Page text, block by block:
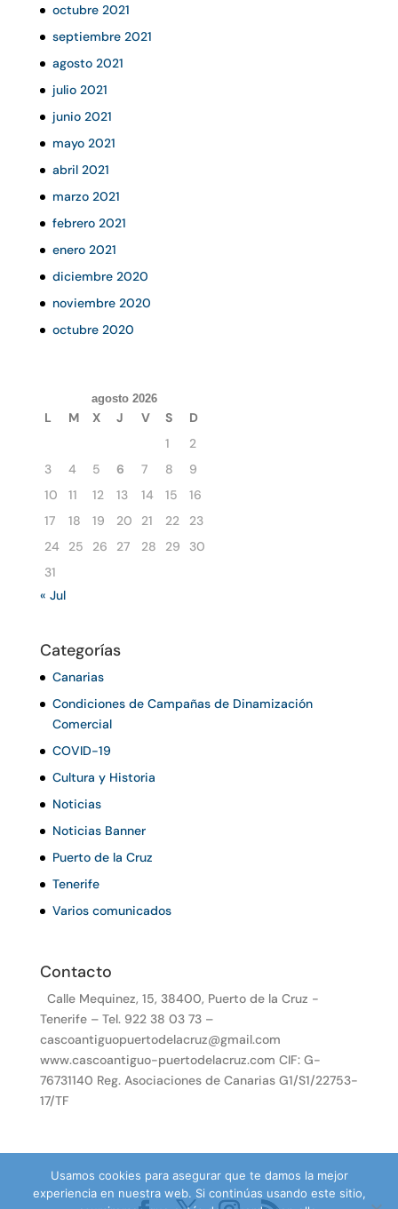
octubre 2021
septiembre 2021
agosto 2021
julio 2021
junio 2021
mayo 2021
abril 2021
marzo 2021
febrero 2021
enero 2021
diciembre 2020
noviembre 2020
octubre 2020
agosto 2026
L M X J V S
D
1
2
3
4 5 6 7 8
9
10
11 12 13 14 15
16
17
18 19 20 21 22
23
24
25 26 27 28 29
30
31
« Jul
Categorías
Canarias
Condiciones de Campañas de Dinamización
Comercial
COVID-19
Cultura y Historia
Noticias
Noticias Banner
Puerto de la Cruz
Tenerife
Varios comunicados
Contacto
Calle Mequinez, 15, 38400, Puerto de la Cruz -
Tenerife – Tel. 922 38 03 73 –
cascoantiguopuertodelacruz@gmail.com
www.cascoantiguo-puertodelacruz.com CIF: G-
76731140 Reg. Asociaciones de Canarias G1/S1/22753-
17/TF
Usamos cookies para asegurar que te damos la mejor
experiencia en nuestra web. Si continúas usando este sitio,